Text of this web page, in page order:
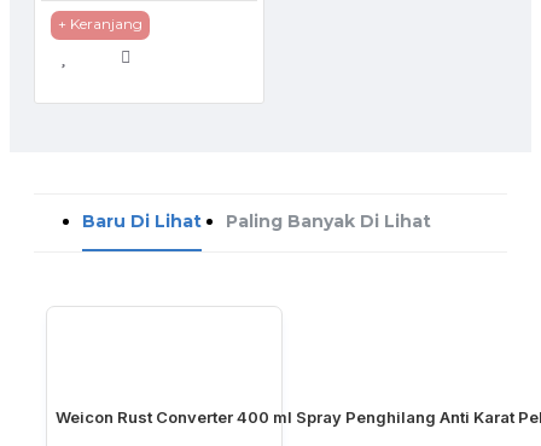
+ Keranjang
Baru Di Lihat Paling Banyak Di Lihat
Weicon Rust Converter 400 ml Spray Penghilang Anti Karat